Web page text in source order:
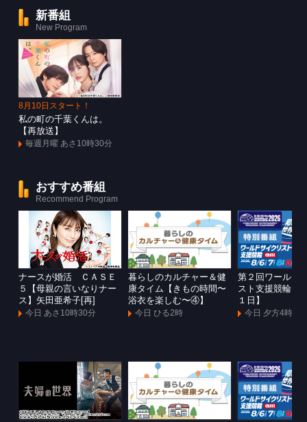
新番組
New Program
8月10日スタート！
私の町の千葉くんは。
【再放送】
毎週月曜 あさ10時30分
おすすめ番組
Recommend Program
ナースが婚活 ＣＡＳＥ
５【母親の言いなりナー
ス】矢田亜希子[再]
今日 あさ10時30分
暮らしのカルチャー＆健
康タイム【きもの時間〜
浴衣を楽しむ〜④】
今日 ひる2時
第２回ワールド
スト支援競輪
１日】
今日 夕方4時